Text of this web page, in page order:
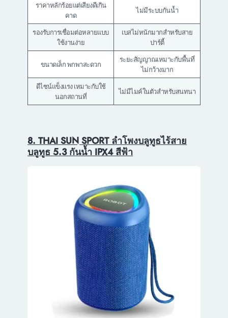
ราคาหลักร้อยแต่เสียงดีเกิน
คาด
ไม่มีระบบกันน้ำ
รองรับการเชื่อมต่อหลายแบบ
ใช้งานง่าย
เบสไม่หนักมากสำหรับสาย
ปาร์ตี้
ขนาดเล็ก พกพาสะดวก
ระยะสัญญาณเหมาะกับพื้นที่
ไม่กว้างมาก
ดีไซน์แข็งแรง เหมาะกับใช้
นอกสถานที่
ไม่มีไมค์ในตัวสำหรับสนทนา
8. THAI SUN SPORT ลำโพงบลูทูธไร้สาย
บลูทูธ 5.3 กันน้ำ IPX4 สีฟ้า